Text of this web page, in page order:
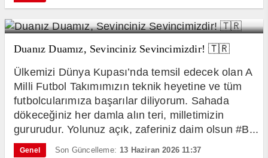
Duanız Duamız, Sevinciniz Sevincimizdir! 🇹🇷
Ülkemizi Dünya Kupası’nda temsil edecek olan A
Milli Futbol Takımımızın teknik heyetine ve tüm
futbolcularımıza başarılar diliyorum. Sahada
dökeceğiniz her damla alın teri, milletimizin
gururudur. Yolunuz açık, zaferiniz daim olsun #B...
Genel Son Güncelleme: 13 Haziran 2026 11:37